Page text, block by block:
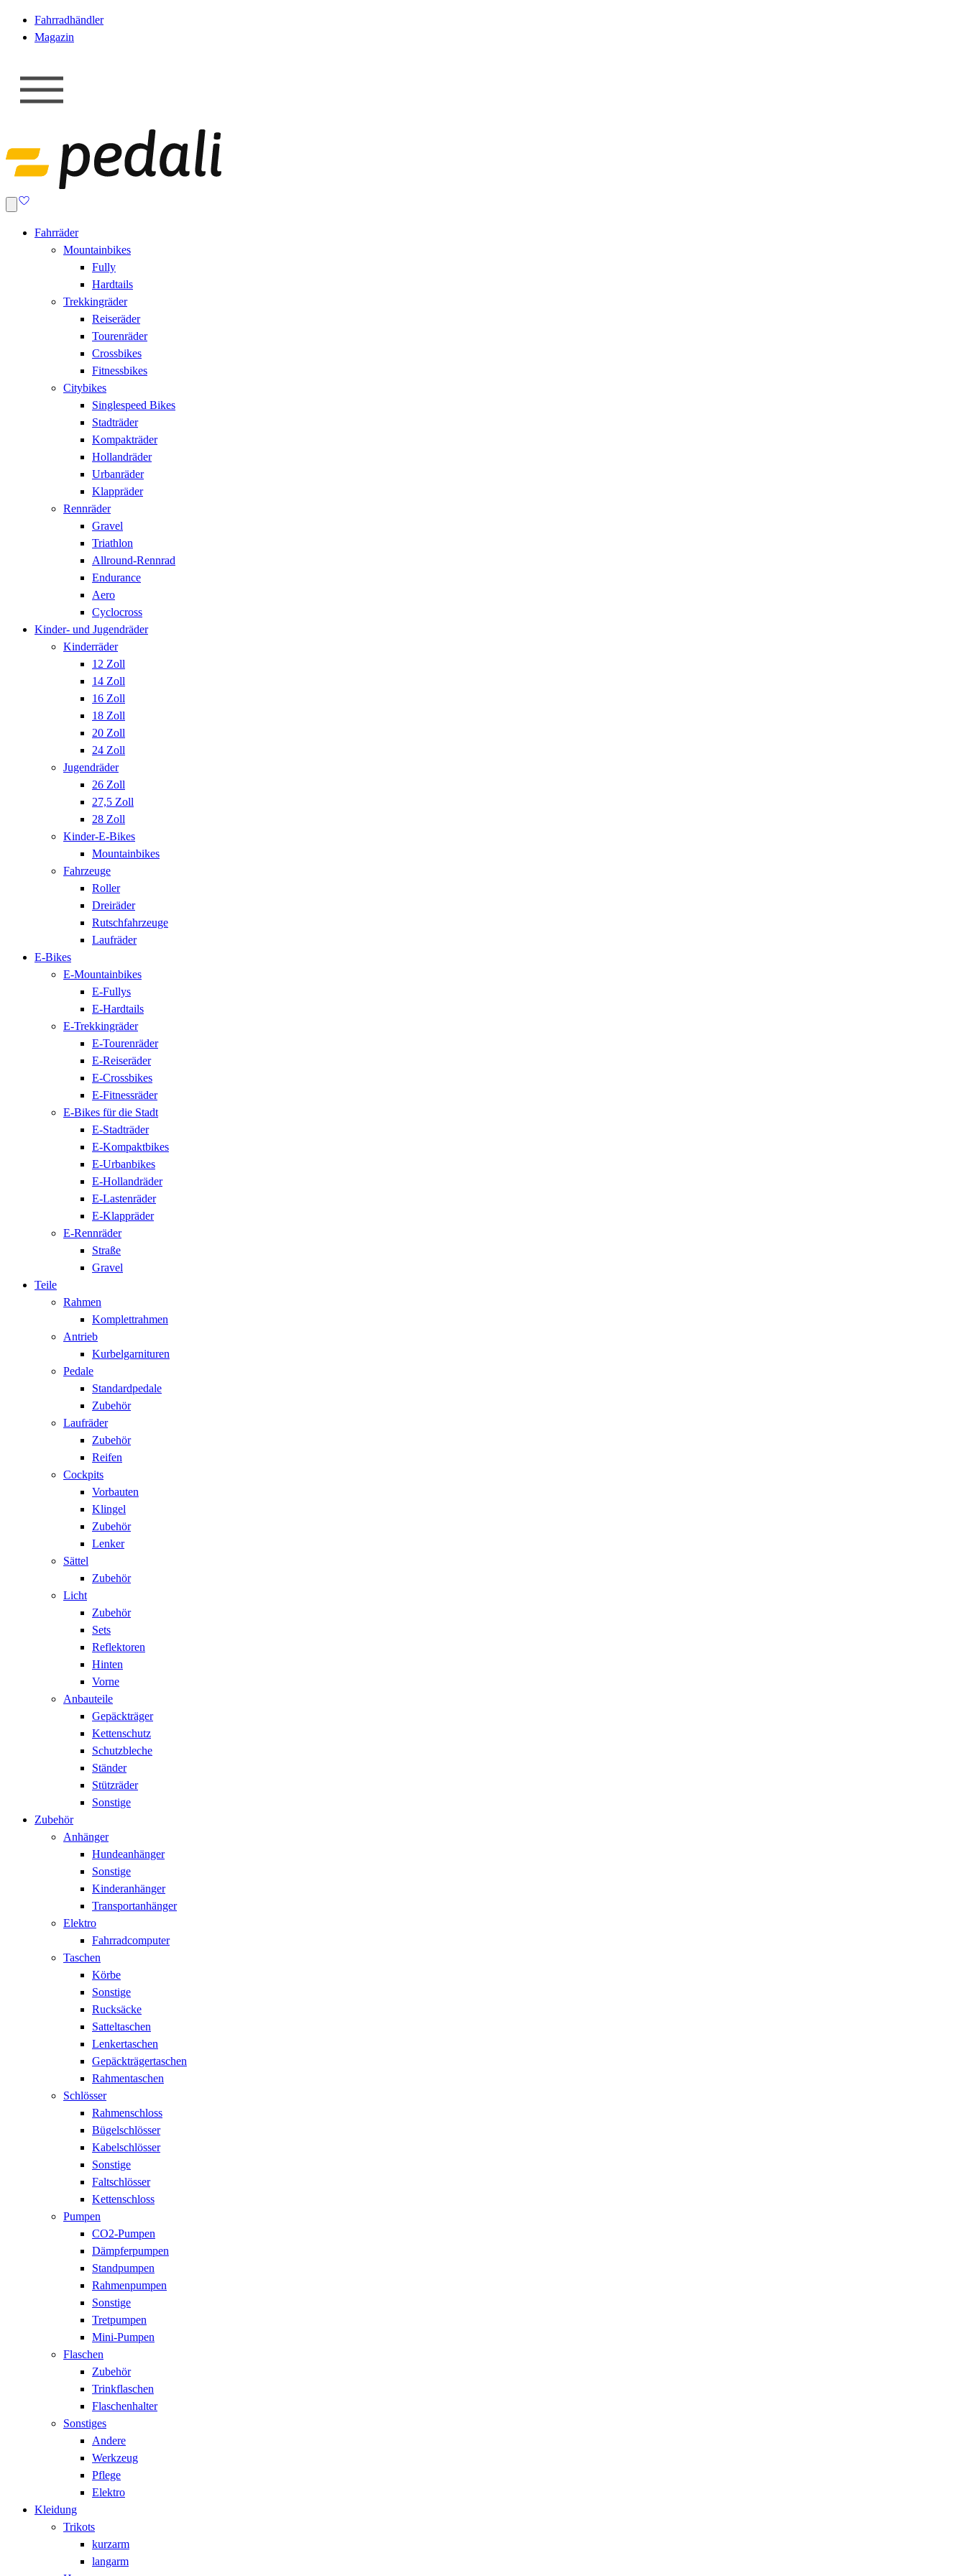
Fahrradhändler
Magazin
Fahrräder
Mountainbikes
Fully
Hardtails
Trekkingräder
Reiseräder
Tourenräder
Crossbikes
Fitnessbikes
Citybikes
Singlespeed Bikes
Stadträder
Kompakträder
Hollandräder
Urbanräder
Klappräder
Rennräder
Gravel
Triathlon
Allround-Rennrad
Endurance
Aero
Cyclocross
Kinder- und Jugendräder
Kinderräder
12 Zoll
14 Zoll
16 Zoll
18 Zoll
20 Zoll
24 Zoll
Jugendräder
26 Zoll
27,5 Zoll
28 Zoll
Kinder-E-Bikes
Mountainbikes
Fahrzeuge
Roller
Dreiräder
Rutschfahrzeuge
Laufräder
E-Bikes
E-Mountainbikes
E-Fullys
E-Hardtails
E-Trekkingräder
E-Tourenräder
E-Reiseräder
E-Crossbikes
E-Fitnessräder
E-Bikes für die Stadt
E-Stadträder
E-Kompaktbikes
E-Urbanbikes
E-Hollandräder
E-Lastenräder
E-Klappräder
E-Rennräder
Straße
Gravel
Teile
Rahmen
Komplettrahmen
Antrieb
Kurbelgarnituren
Pedale
Standardpedale
Zubehör
Laufräder
Zubehör
Reifen
Cockpits
Vorbauten
Klingel
Zubehör
Lenker
Sättel
Zubehör
Licht
Zubehör
Sets
Reflektoren
Hinten
Vorne
Anbauteile
Gepäckträger
Kettenschutz
Schutzbleche
Ständer
Stützräder
Sonstige
Zubehör
Anhänger
Hundeanhänger
Sonstige
Kinderanhänger
Transportanhänger
Elektro
Fahrradcomputer
Taschen
Körbe
Sonstige
Rucksäcke
Satteltaschen
Lenkertaschen
Gepäckträgertaschen
Rahmentaschen
Schlösser
Rahmenschloss
Bügelschlösser
Kabelschlösser
Sonstige
Faltschlösser
Kettenschloss
Pumpen
CO2-Pumpen
Dämpferpumpen
Standpumpen
Rahmenpumpen
Sonstige
Tretpumpen
Mini-Pumpen
Flaschen
Zubehör
Trinkflaschen
Flaschenhalter
Sonstiges
Andere
Werkzeug
Pflege
Elektro
Kleidung
Trikots
kurzarm
langarm